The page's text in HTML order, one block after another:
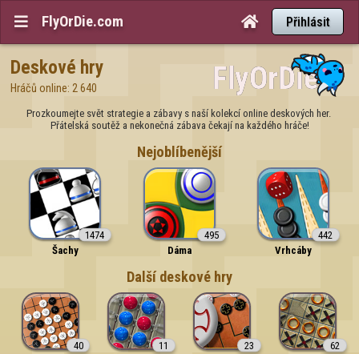
 FlyOrDie.com  Přihlásit
Deskové hry
Hráčů online: 2 640
Prozkoumejte svět strategie a zábavy s naší kolekcí online deskových her.
Přátelská soutěž a nekonečná zábava čekají na každého hráče!
Nejoblíbenější
1474
Šachy
495
Dáma
442
Vrhcáby
Další deskové hry
40
11
23
62